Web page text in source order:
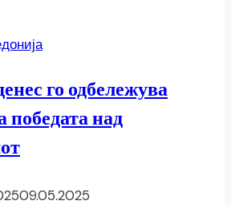
го одбележува
победата над
09.05.2025